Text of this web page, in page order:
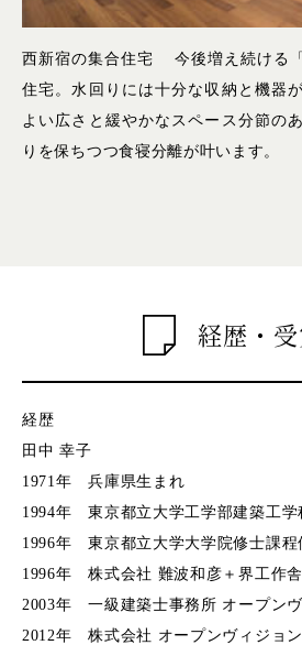
西新宿の集合住宅 今後増え続ける
住宅。水回りには十分な収納と機器
よい広さと緩やかなスペース分節の
りを保ちつつ食寝分離が叶います。
経歴・
経歴
田中 幸子
1971年 兵庫県⽣まれ
1994年 東京都⽴大学⼯学部建築⼯学
1996年 東京都⽴大学大学院修⼠課程
1996年 株式会社 難波和彦＋界⼯作
2003年 ⼀級建築⼠事務所 オープン
2012年 株式会社 オープンヴィジョ